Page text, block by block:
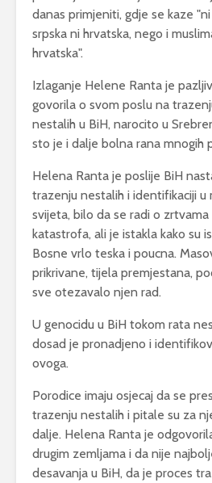
danas primjeniti, gdje se kaze
srpska ni hrvatska, nego i
hrvatska".
Izlaganje Helene Ranta je
govorila o svom poslu na
nestalih u BiH, narocito u
sto je i dalje bolna rana mnogih
Helena Ranta je poslije BiH
trazenju nestalih i identifikaciji u
svijeta, bilo da se radi o
katastrofa, ali je istakla kako su
Bosne vrlo teska i poucna.
prikrivane, tijela premjestana,
sve otezavalo njen rad.
U genocidu u BiH tokom rata
dosad je pronadjeno i
ovoga.
Porodice imaju osjecaj da se
trazenju nestalih i pitale su za
dalje. Helena Ranta je
drugim zemljama i da nije
desavanja u BiH, da je proces